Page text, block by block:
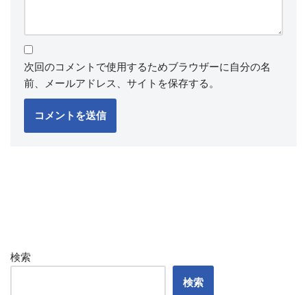
次回のコメントで使用するためブラウザーに自分の名
前、メールアドレス、サイトを保存する。
検索
検索